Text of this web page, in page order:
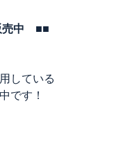
売中 ■■
している
です！